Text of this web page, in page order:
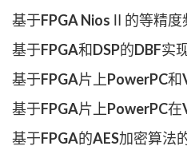
基于FPGA NiosⅡ的等精度
基于FPGA和DSP的DBF实
基于FPGA片上PowerPC
基于FPGA片上PowerPC
基于FPGA的AES加密算法